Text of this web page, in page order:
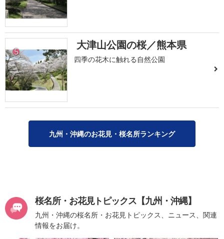
5 大津山公園の桜／熊本県
四季の花木に触れる自然公園
九州・沖縄のお花見・桜名所ランキング
桜名所・お花見トピックス【九州・沖縄】
九州・沖縄の桜名所・お花見トピックス、ニュース、関連
情報をお届け。